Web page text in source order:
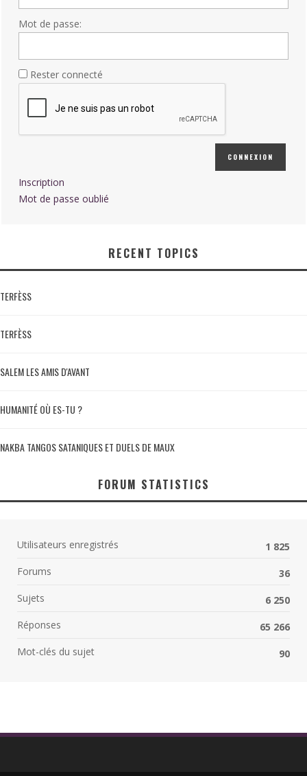
Mot de passe:
Rester connecté
CONNEXION
Inscription
Mot de passe oublié
RECENT TOPICS
TERFÈSS
TERFÈSS
SALEM LES AMIS D'AVANT
HUMANITÉ OÙ ES-TU ?
NAKBA TANGOS SATANIQUES ET DUELS DE MAUX
FORUM STATISTICS
Utilisateurs enregistrés
1 825
Forums
36
Sujets
6 250
Réponses
65 266
Mot-clés du sujet
90